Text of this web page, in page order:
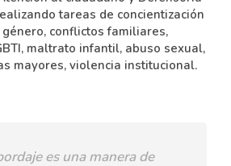
tareas de concientización
conflictos familiares,
maltrato infantil, abuso sexual,
mayores, violencia institucional.
es una manera de